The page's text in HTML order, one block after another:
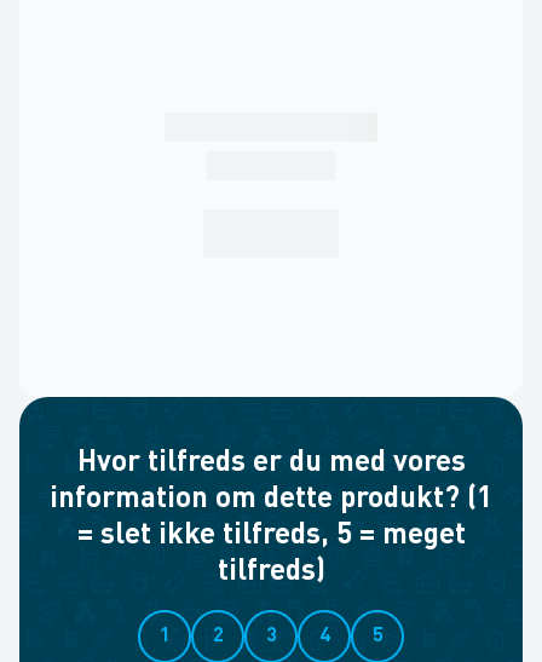
Hvor tilfreds er du med vores
information om dette produkt? (1
= slet ikke tilfreds, 5 = meget
tilfreds)
1 2 3 4 5